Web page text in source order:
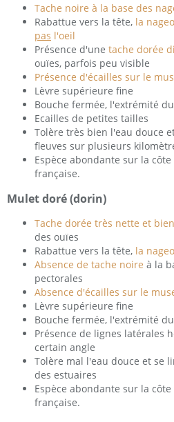
Tache noire à la base des
Rabattue vers la tête, la
pas l'oeil
Présence d'une tache dorée
ouïes, parfois peu visible
Présence d'écailles sur le
Lèvre supérieure fine
Bouche fermée, l'extrémité
Ecailles de petites tailles
Tolère très bien l'eau douce
fleuves sur plusieurs
Espèce abondante sur la
française.
Mulet doré (dorin)
Tache dorée très nette et
des ouïes
Rabattue vers la tête, la
Absence de tache noire à la
pectorales
Absence d'écailles sur le
Lèvre supérieure fine
Bouche fermée, l'extrémité
Présence de lignes latérales
certain angle
Tolère mal l'eau douce et se
des estuaires
Espèce abondante sur la
française.